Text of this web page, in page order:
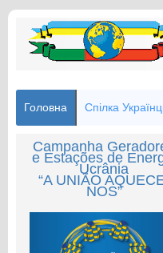
Головна Спілка
Campanha
e Estações de
Ucrânia
“A UNIÃO
NOS”